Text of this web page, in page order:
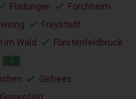
Fladungen
Forchheim
Freystadt
im Wald
Fürstenfeldbruck
G
Gefrees
Geisenfeld